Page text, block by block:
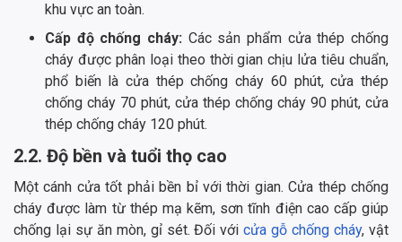
khu vực an toàn.
Cấp độ chống cháy: Các sản phẩm cửa thép chống
cháy được phân loại theo thời gian chịu lửa tiêu chuẩn,
phổ biến là cửa thép chống cháy 60 phút, cửa thép
chống cháy 70 phút, cửa thép chống cháy 90 phút, cửa
thép chống cháy 120 phút.
2.2. Độ bền và tuổi thọ cao
Một cánh cửa tốt phải bền bỉ với thời gian. Cửa thép chống
cháy được làm từ thép mạ kẽm, sơn tĩnh điện cao cấp giúp
chống lại sự ăn mòn, gỉ sét. Đối vớicửa gỗ chống cháy, vật